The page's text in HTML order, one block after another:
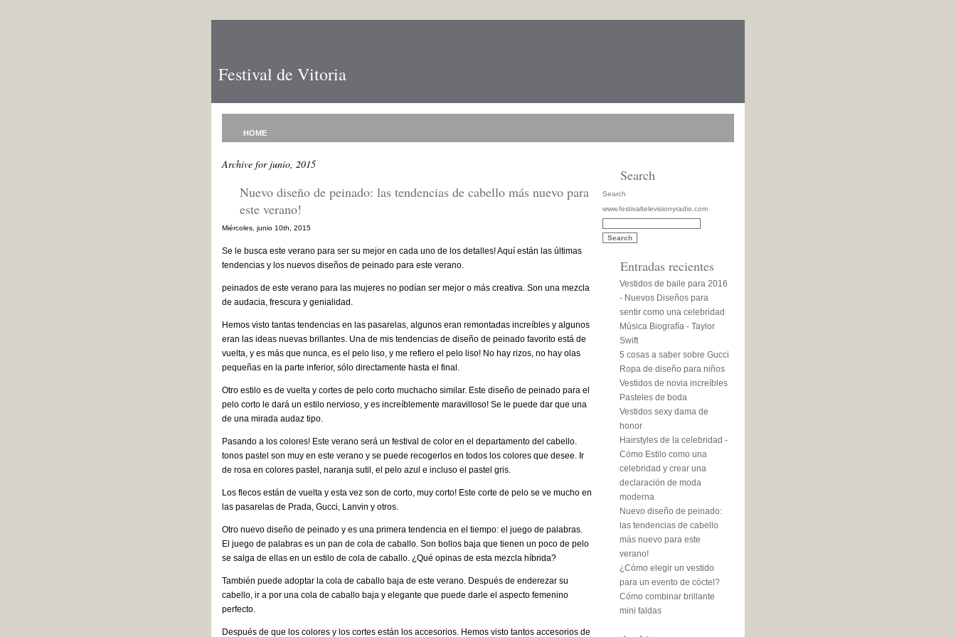
Festival de Vitoria
HOME
Archive for junio, 2015
Nuevo diseño de peinado: las tendencias de cabello más nuevo para
este verano!
Miércoles, junio 10th, 2015
Se le busca este verano para ser su mejor en cada uno de los detalles! Aquí están las últimas
tendencias y los nuevos diseños de peinado para este verano.
peinados de este verano para las mujeres no podían ser mejor o más creativa. Son una mezcla
de audacia, frescura y genialidad.
Hemos visto tantas tendencias en las pasarelas, algunos eran remontadas increíbles y algunos
eran las ideas nuevas brillantes. Una de mis tendencias de diseño de peinado favorito está de
vuelta, y es más que nunca, es el pelo liso, y me refiero el pelo liso! No hay rizos, no hay olas
pequeñas en la parte inferior, sólo directamente hasta el final.
Otro estilo es de vuelta y cortes de pelo corto muchacho similar. Este diseño de peinado para el
pelo corto le dará un estilo nervioso, y es increíblemente maravilloso! Se le puede dar que una
de una mirada audaz tipo.
Pasando a los colores! Este verano será un festival de color en el departamento del cabello.
tonos pastel son muy en este verano y se puede recogerlos en todos los colores que desee. Ir
de rosa en colores pastel, naranja sutil, el pelo azul e incluso el pastel gris.
Los flecos están de vuelta y esta vez son de corto, muy corto! Este corte de pelo se ve mucho en
las pasarelas de Prada, Gucci, Lanvin y otros.
Otro nuevo diseño de peinado y es una primera tendencia en el tiempo: el juego de palabras.
El juego de palabras es un pan de cola de caballo. Son bollos baja que tienen un poco de pelo
se salga de ellas en un estilo de cola de caballo. ¿Qué opinas de esta mezcla híbrida?
También puede adoptar la cola de caballo baja de este verano. Después de enderezar su
cabello, ir a por una cola de caballo baja y elegante que puede darle el aspecto femenino
perfecto.
Después de que los colores y los cortes están los accesorios. Hemos visto tantos accesorios de
Search
Search
www.festivaltelevisionyradio.com
Entradas recientes
Vestidos de baile para 2016
- Nuevos Diseños para
sentir como una celebridad
Música Biografía - Taylor
Swift
5 cosas a saber sobre Gucci
Ropa de diseño para niños
Vestidos de novia increíbles
Pasteles de boda
Vestidos sexy dama de
honor
Hairstyles de la celebridad -
Cómo Estilo como una
celebridad y crear una
declaración de moda
moderna
Nuevo diseño de peinado:
las tendencias de cabello
más nuevo para este
verano!
¿Cómo elegir un vestido
para un evento de cóctel?
Cómo combinar brillante
mini faldas